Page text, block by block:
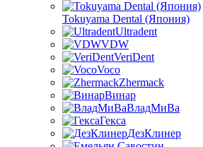
Tokuyama Dental (Япония)
Ultradent
VDW
VeriDent
Voco
Zhermack
Винар
ВладМиВа
Гекса
ДезКлинер